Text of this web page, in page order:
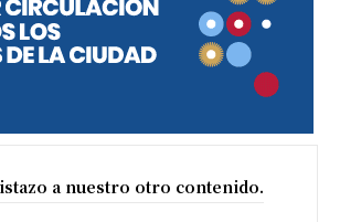
a nuestro otro contenido.